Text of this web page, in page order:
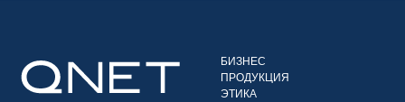
БИЗНЕС
ПРОДУКЦИЯ
ЭТИКА